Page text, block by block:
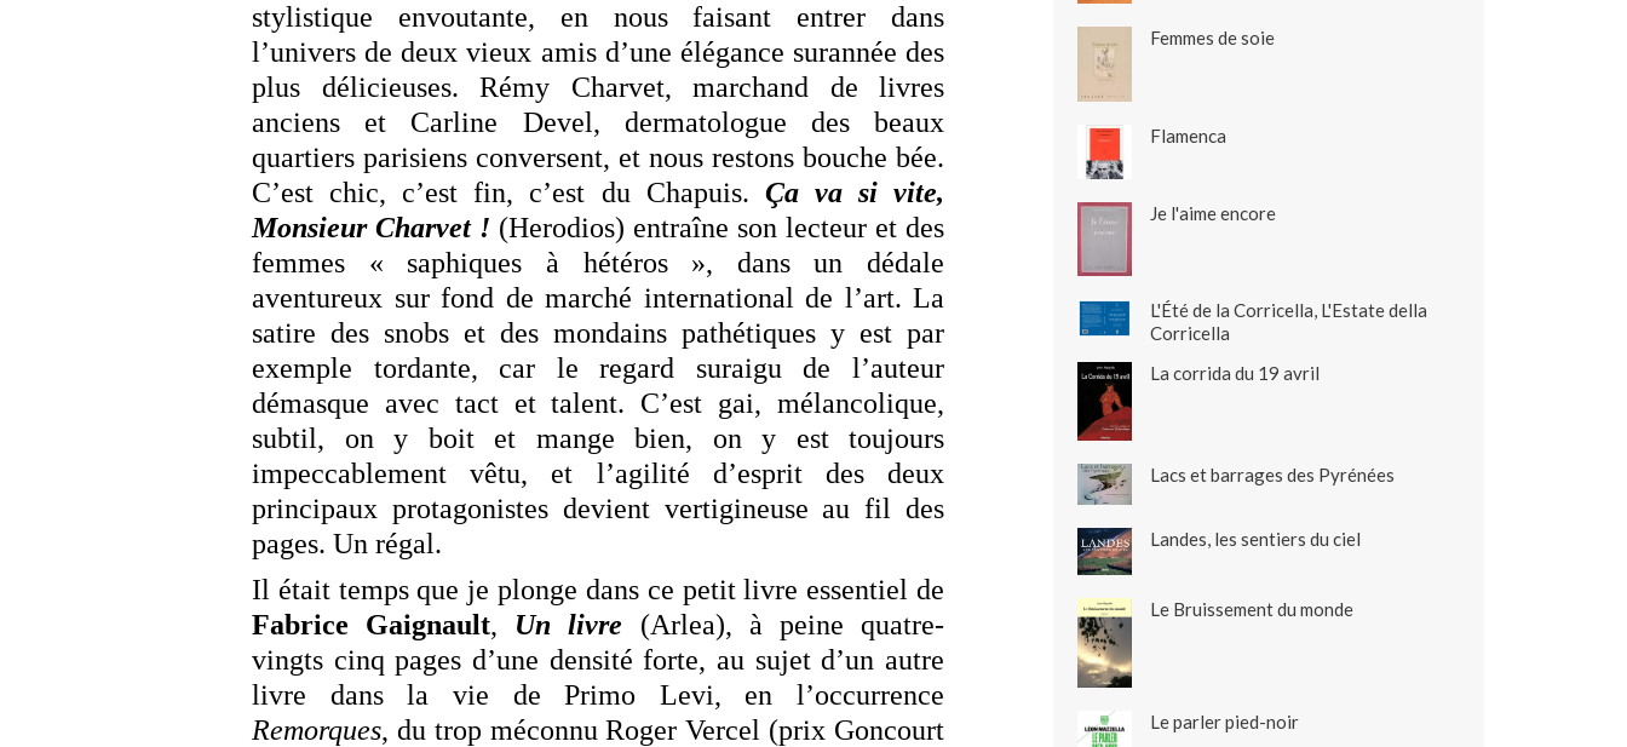
stylistique envoutante, en nous faisant entrer dans
l’univers de deux vieux amis d’une élégance surannée des
plus délicieuses. Rémy Charvet, marchand de livres
anciens et Carline Devel, dermatologue des beaux
quartiers parisiens conversent, et nous restons bouche bée.
C’est chic, c’est fin, c’est du Chapuis. Ça va si vite,
Monsieur Charvet ! (Herodios) entraîne son lecteur et des
femmes « saphiques à hétéros », dans un dédale
aventureux sur fond de marché international de l’art. La
satire des snobs et des mondains pathétiques y est par
exemple tordante, car le regard suraigu de l’auteur
démasque avec tact et talent. C’est gai, mélancolique,
subtil, on y boit et mange bien, on y est toujours
impeccablement vêtu, et l’agilité d’esprit des deux
principaux protagonistes devient vertigineuse au fil des
pages. Un régal.
Il était temps que je plonge dans ce petit livre essentiel de
Fabrice Gaignault, Un livre (Arlea), à peine quatre-
vingts cinq pages d’une densité forte, au sujet d’un autre
livre dans la vie de Primo Levi, en l’occurrence
Remorques, du trop méconnu Roger Vercel (prix Goncourt
Femmes de soie
Flamenca
Je l'aime encore
L'Été de la Corricella, L'Estate della
Corricella
La corrida du 19 avril
Lacs et barrages des Pyrénées
Landes, les sentiers du ciel
Le Bruissement du monde
Le parler pied-noir